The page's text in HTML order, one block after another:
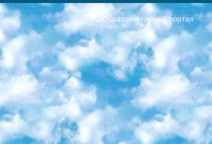
Образовательный портал
РЕСПУБЛИКА УЗБЕКИСТАН МИНИСТРЕРСТВО ДОШКОЛЬНОГО И ШКОЛЬНОГО ОБРАЗОВАНИЯ КОМАНДА в общеобразовательных учреждениях в 2023-2024 учебном году организация и проведение итоговой государственной аттестации обучающихся о Министра дошкольного и школьного образования Республики Узбекистан от 4 марта 2008 года (постановлением Минюста от 20 марта 2008 года № 1778 государственной регистрации) «Итоговое состояние учащихся общего среднего образования на основании положения об утверждении положения об аттестации общего среднего образования выпускной экзамен студентов в образовательных учреждениях в 2023-2024 учебном году В целях организации и прохождения аттестации приказываю: 1. Следующее: перечень предметов, по которым будет проводиться итоговая государственная аттестация и экзамен формы перевода согласно приложению 1; сертификаты международного образца, оценивающие уровень владения иностранными языками перечень согласно приложению 2; 2. Педагогический при специализированных образовательных учреждениях. научно-практический центр квалификации и международной оценки (Д.Давидова) 2024 г. До 25 марта: задания по предметам, по которым будет проводиться итоговая аттестация разработка и утверждение технических условий; итоговая аттестация на основании разработанного предметного задания разработка вопросов по предметам (устно и письменно), экзамен передача; общеобразовательные средние школы и специальные учебные заведения учащиеся выпускных классов школ и интернатов в агентской системе подготовка базы данных экзаменационных материалов и критериев оценки; перевод базы экзаменационных материалов на все языки обучения подать в Республиканский образовательный центр для изготовления; варианты экзаменов на основе разработанных контрольных материалов пусть будут поставлены задачи формирования. 3. Республиканский образовательный центр (Ш.Худайкулов) до 5 апреля 2024 года. до: база данных предоставленных экзаменационных материалов на все языки обучения перевод и экспертиза; для слепых, слабовидящих, глухих, слабослышащих и умственно отсталых детей учащиеся выпускных классов специализированных школ и школ-интернатов база данных экзаменационных материалов на всех преподаваемых языках